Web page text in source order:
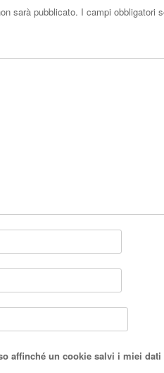
sarà pubblicato. I campi obbligatori
affinché un cookie salvi i miei